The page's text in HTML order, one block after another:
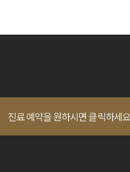
진료 예약을 원하시면 클릭하세요.